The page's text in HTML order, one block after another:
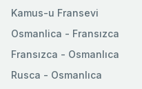
Kamus-u Fransevi
Osmanlica - Fransızca
Fransızca - Osmanlıca
Rusca - Osmanlıca